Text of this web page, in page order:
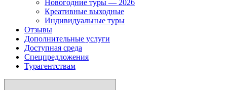
Новогодние туры — 2026
Креативные выходные
Индивидуальные туры
Отзывы
Дополнительные услуги
Доступная среда
Спецпредложения
Турагентствам